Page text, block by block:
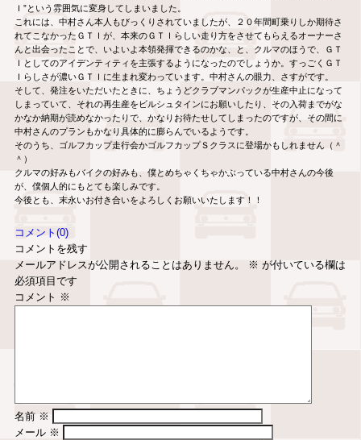
Ｉ”という雰囲気に変身してしまいました。
これには、中村さん本人もびっくりされていましたが、２０年間町乗りしか期待さ
れてこなかったＧＴＩが、本来のＧＴＩらしい走り方をさせてもらえるオーナーさ
んと出会ったことで、いよいよ本領発揮できるのかな、と、クルマのほうで、ＧＴ
Ｉとしてのアイデンティティを主張するようになったのでしょうか。すっごくＧＴ
Ｉらしさが濃いＧＴＩに生まれ変わっています。中村さんの眼力、さすがです。
そして、発注をいただいたときに、ちょうどクラブマンパックが生産中止になって
しまっていて、それの再生産をビルシュタインにお願いしたり、その入荷までがな
かなか納期が読めなかったりで、かなりお待たせしてしまったのですが、その間に
中村さんのプランもかなり具体的に膨らんでいるようです。
そのうち、ゴルフカップ走行会かゴルフカップＳクラスに登場かもしれません（＾
＾）
クルマの好みもバイクの好みも、僕とめちゃくちゃかぶっている中村さんの今後
が、僕個人的にもとても楽しみです。
今後とも、末永いお付き合いをよろしくお願いいたします！！
コメント(0)
コメントを残す
メールアドレスが公開されることはありません。
※ が付いている欄は
必須項目です
コメント ※
名前 ※
メール ※